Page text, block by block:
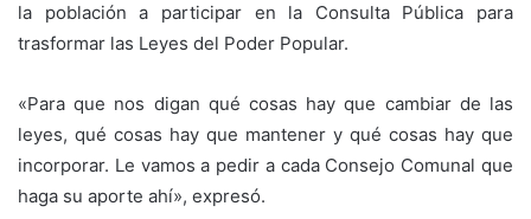
la población a participar en la Consulta Pública para
trasformar las Leyes del Poder Popular.
«Para que nos digan qué cosas hay que cambiar de las
leyes, qué cosas hay que mantener y qué cosas hay que
incorporar. Le vamos a pedir a cada Consejo Comunal que
haga su aporte ahí», expresó.